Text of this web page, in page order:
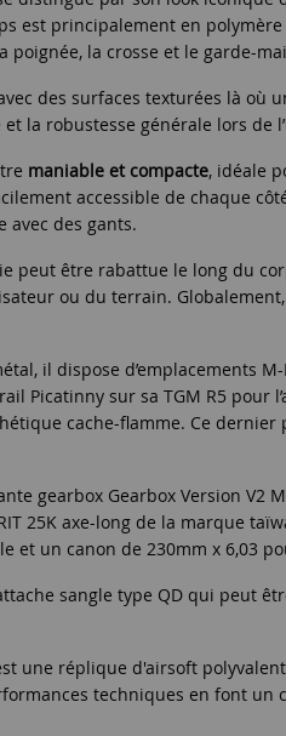
est principalement en
poignée, la crosse et le garde-
des surfaces texturées là
la robustesse générale lors de
maniable et compacte, idéale
accessible de chaque
des gants.
peut être rabattue le long du
ou du terrain.
il dispose d’emplacements
Picatinny sur sa TGM R5 pour
cache-flamme. Ce
gearbox Gearbox Version V2
25K axe-long de la marque
et un canon de 230mm x 6,03
sangle type QD qui peut
une réplique d'airsoft
techniques en font